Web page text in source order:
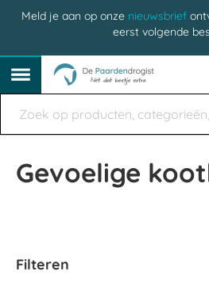
Meld je aan op onze nieuwsbrief
eerst volgende
Gevoelige
Filteren